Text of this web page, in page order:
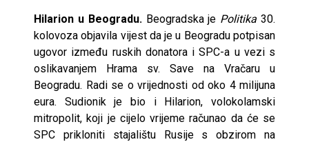
Hilarion u Beogradu.Beogradska je Politika30.
kolovoza objavila vijest da je u Beogradu potpisan
ugovor između ruskih donatora i SPC-a u vezi s
oslikavanjem Hrama sv. Save na Vračaru u
Beogradu. Radi se o vrijednosti od oko 4 milijuna
eura. Sudionik je bio i Hilarion, volokolamski
mitropolit, koji je cijelo vrijeme računao da će se
SPC prikloniti stajalištu Rusije s obzirom na